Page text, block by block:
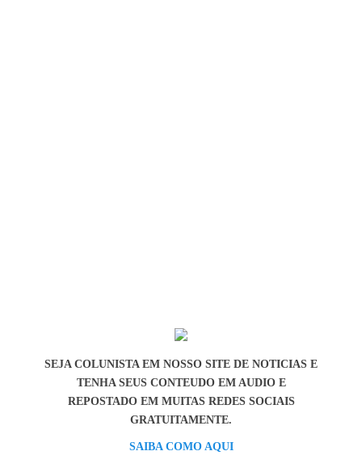
SEJA COLUNISTA EM NOSSO SITE DE NOTICIAS E
TENHA SEUS CONTEUDO EM AUDIO E
REPOSTADO EM MUITAS REDES SOCIAIS
GRATUITAMENTE.
SAIBA COMO AQUI